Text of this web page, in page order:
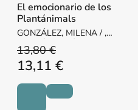
El emocionario de los
Plantánimals
GONZÁLEZ, MILENA / ,
ANDRÉS PABÓN
13,80 €
13,11 €